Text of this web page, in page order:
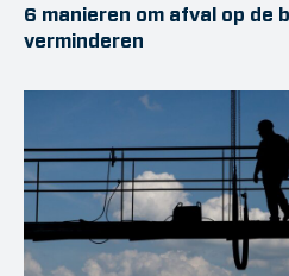
6 manieren om afval op de
verminderen